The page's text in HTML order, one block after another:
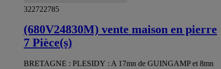
322722785
(680V24830M) vente maison en pierre
7 Pièce(s)
BRETAGNE : PLESIDY : A 17mn de GUINGAMP et 8mn